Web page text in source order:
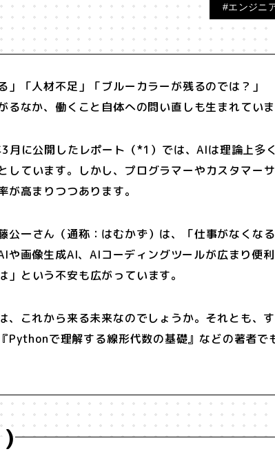
#エンジニ
」「人材不足」「ブルーカラーが残るのでは？」
るなか、働くこと自体への問い直しも生まれていま
に公開したレポート（*1）では、AIは理論上多
しています。しかし、プログラマーやカスタマー
高まりつつあります。
公一さん（通称：はむかず）は、「仕事がなくな
や画像生成AI、AIコーディングツールが広まり便
」という不安も広がっています。
、これから来る未来なのでしょうか。それとも、
Pythonで理解する線形代数の基礎』などの著者
)